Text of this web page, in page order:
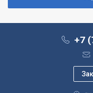
+7